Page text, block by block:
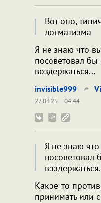
Вот оно,
догматизма
Я не знаю что
посоветовал
воздержаться...
invisible999
27.03.25
04:44
Я не знаю
посоветовал
Какое-то
принимать или